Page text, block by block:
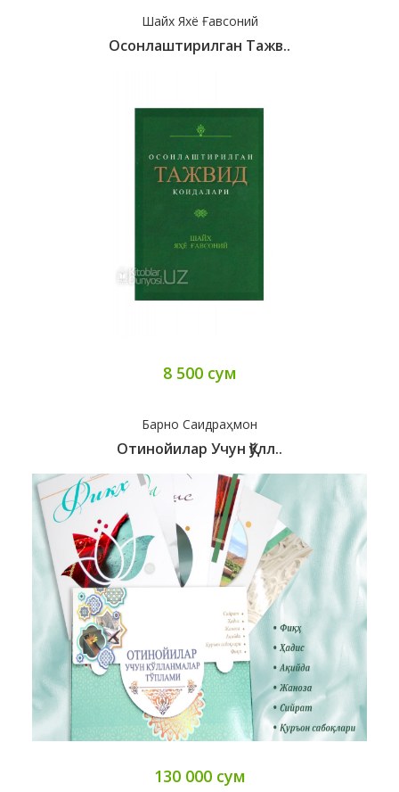
Шайх Яхё Ғавсоний
Осонлаштирилган Тажв..
8 500 сум
Барно Саидраҳмон
Отинойилар Учун Қўлл..
130 000 сум